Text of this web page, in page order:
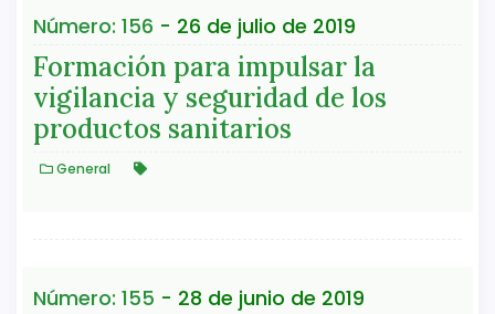
Número: 156 - 26 de julio de 2019
Formación para impulsar la
vigilancia y seguridad de los
productos sanitarios
General
Número: 155 - 28 de junio de 2019